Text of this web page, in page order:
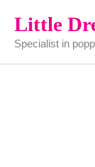
naar
inhoud
Little
Specialist in
met
bal
aantal